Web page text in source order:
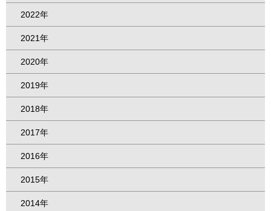
2022年
2021年
2020年
2019年
2018年
2017年
2016年
2015年
2014年